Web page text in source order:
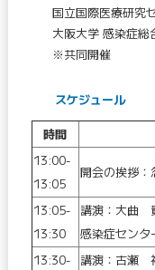
国立国際医療研究
大阪大学 感染症総
※共同開催
スケジュール
時間
13:00-
13:05
開会の挨拶
13:05-
13:30
講演：大曲
感染症セン
13:30-
講演：古瀬